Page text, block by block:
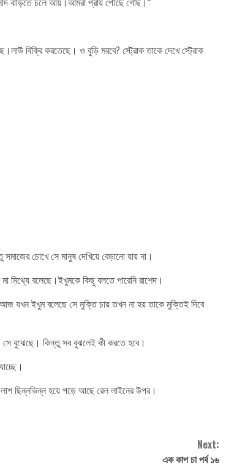
বিক্রি করতেছে। ও বুড়ি মরবে? স্ট্রোক তাকে দেখে স্ট্রোক
চোখে সে মানুষ দেখিয়ে বেড়ানো যায় না।
মিথ্যে বলেছে।ইখুমকে কিছু বলতে পারেনি রাশেদ।
যখন ইখুম বলেছে সে মুক্তি চায় তখন না হয় তাকে মুক্তিই দিবে
সে বুঝেছে। কিন্তু সব বুঝলেই কী করতে হবে।
ছিন্নভিন্ন হয়ে পড়ে আছে রেল লাইনের উপর।
Next:
এক কাপ চা পর্ব ১৬